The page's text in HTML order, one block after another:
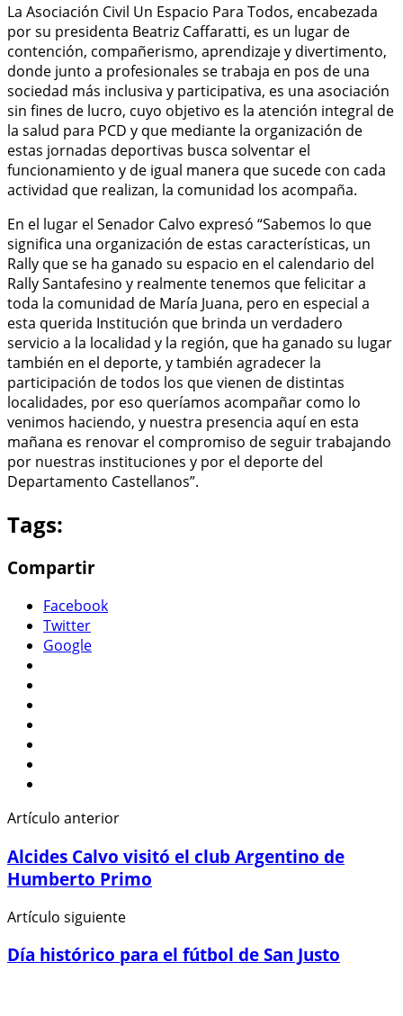
La Asociación Civil Un Espacio Para Todos, encabezada
por su presidenta Beatriz Caffaratti, es un lugar de
contención, compañerismo, aprendizaje y divertimento,
donde junto a profesionales se trabaja en pos de una
sociedad más inclusiva y participativa, es una asociación
sin fines de lucro, cuyo objetivo es la atención integral de
la salud para PCD y que mediante la organización de
estas jornadas deportivas busca solventar el
funcionamiento y de igual manera que sucede con cada
actividad que realizan, la comunidad los acompaña.
En el lugar el Senador Calvo expresó “Sabemos lo que
significa una organización de estas características, un
Rally que se ha ganado su espacio en el calendario del
Rally Santafesino y realmente tenemos que felicitar a
toda la comunidad de María Juana, pero en especial a
esta querida Institución que brinda un verdadero
servicio a la localidad y la región, que ha ganado su lugar
también en el deporte, y también agradecer la
participación de todos los que vienen de distintas
localidades, por eso queríamos acompañar como lo
venimos haciendo, y nuestra presencia aquí en esta
mañana es renovar el compromiso de seguir trabajando
por nuestras instituciones y por el deporte del
Departamento Castellanos”.
Tags:
Compartir
Facebook
Twitter
Google
Artículo anterior
Alcides Calvo visitó el club Argentino de
Humberto Primo
Artículo siguiente
Día histórico para el fútbol de San Justo